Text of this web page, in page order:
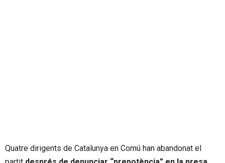
Quatre dirigents de Catalunya en Comú han abandonat el